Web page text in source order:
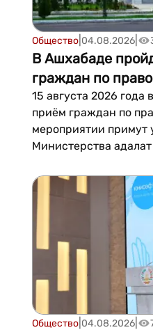
Общество| 04.08.2026|
В Ашхабаде
граждан по
15 августа 2026 года
приём граждан по
мероприятии примут
Министерства
Верховного суда
члены Ашхабадской
адвокатов.Приём
Министерства
адресу: г. Ашхабад,
Общество| 04.08.2026|